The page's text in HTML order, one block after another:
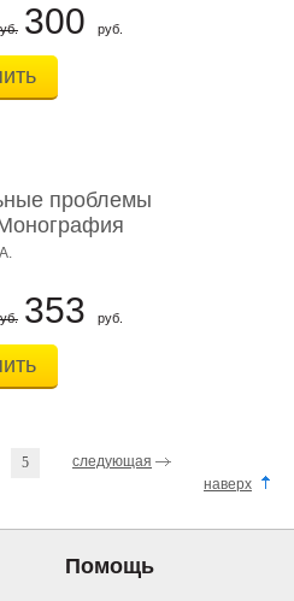
300 руб.
проблемы
353 руб.
5
следующая
наверх
Помощь